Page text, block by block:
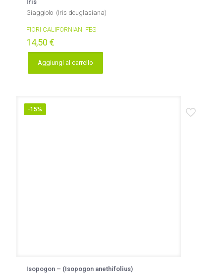
Iris
Giaggiolo (Iris douglasiana)
FIORI CALIFORNIANI FES
14,50 €
Aggiungi al carrello
-15%
Isopogon – (Isopogon anethifolius)